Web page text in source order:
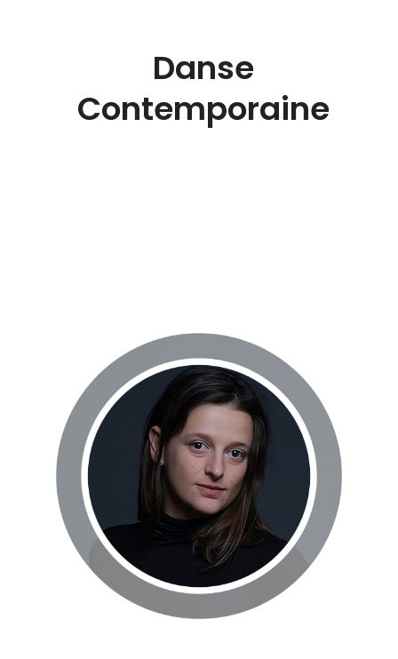
Danse
Contemporaine